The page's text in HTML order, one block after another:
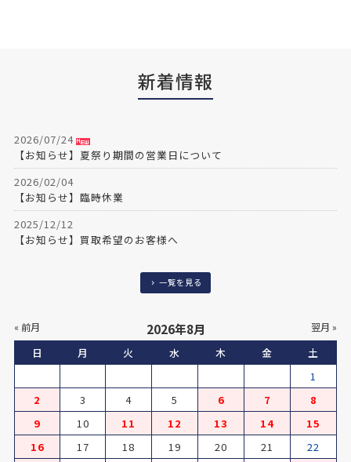
新着情報
2026/07/24
【お知らせ】夏祭り期間の営業日について
2026/02/04
【お知らせ】臨時休業
2025/12/12
【お知らせ】買取希望のお客様へ
【お知らせ】年末年始期間の営業についてご案内
【１１／１５(土) 営業時間変更のお知らせ】
2024/07/17
【金券自販機 新札が使えます】
2024/06/25
【8/4～8 夏祭り期間の営業について】
2024/06/10
【お知らせ】6/21(金)営業時間変更について
一覧を見る
« 2026年8月 »
日 月 火 水 木 金
土
1
2
3 4 5 6 7
8
9
10 11 12 13 14
15
16
17 18 19 20 21
22